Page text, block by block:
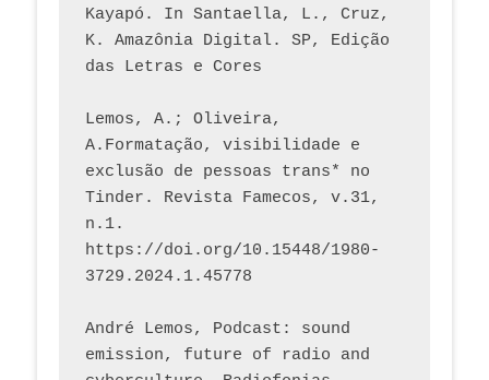
Kayapó. In Santaella, L., Cruz,
K. Amazônia Digital. SP, Edição
das Letras e Cores
Lemos, A.; Oliveira,
A.Formatação, visibilidade e
exclusão de pessoas trans* no
Tinder. Revista Famecos, v.31,
n.1.
https://doi.org/10.15448/1980-
3729.2024.1.45778
André Lemos, Podcast: sound
emission, future of radio and